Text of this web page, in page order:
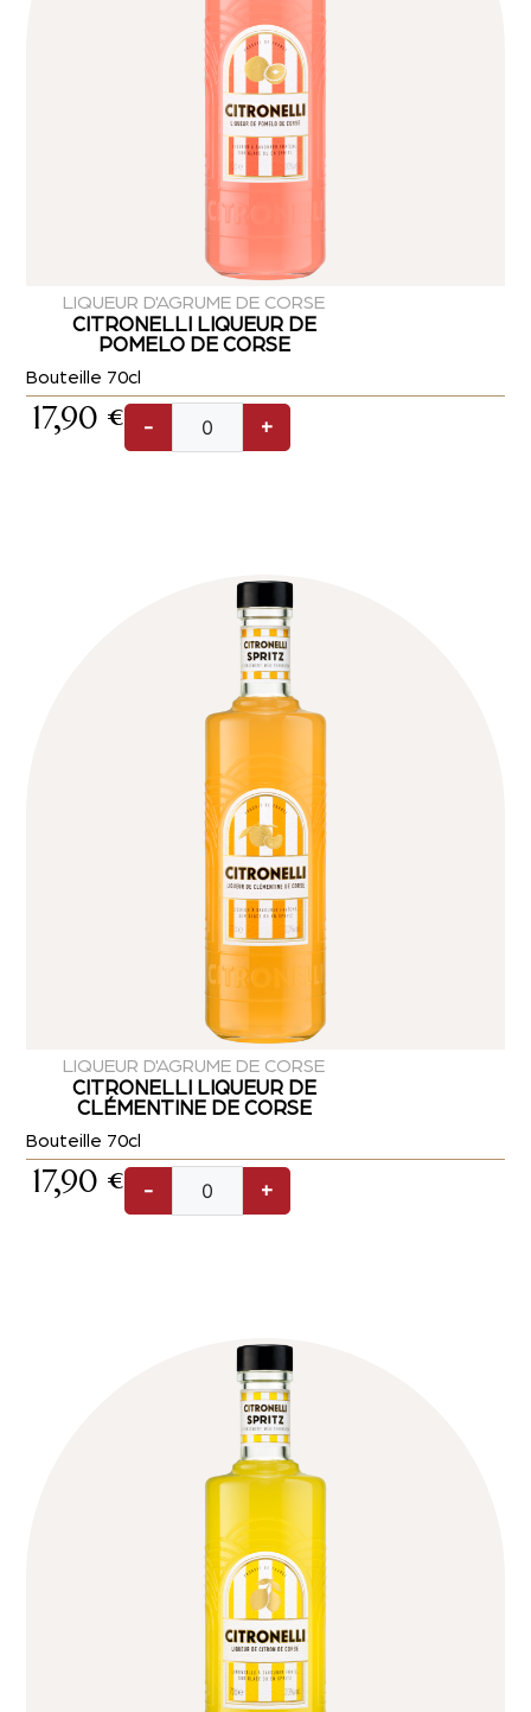
LIQUEUR D'AGRUME DE CORSE
CITRONELLI LIQUEUR DE
POMELO DE CORSE
Bouteille 70cl
17,90 € - +
LIQUEUR D'AGRUME DE CORSE
CITRONELLI LIQUEUR DE
CLÉMENTINE DE CORSE
Bouteille 70cl
17,90 € - +